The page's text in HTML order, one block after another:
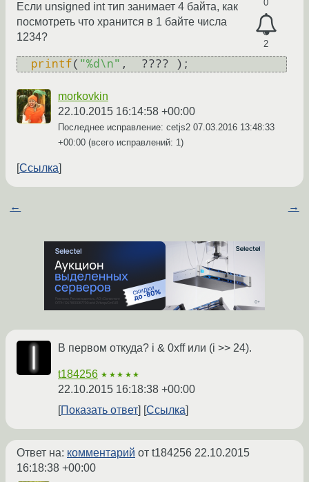
0
2
Если unsigned int тип занимает 4 байта, как
посмотреть что хранится в 1 байте числа
1234?
printf( "%d\n"
morkovkin
22.10.2015 16:14:58 +00:00
Последнее исправление: cetjs2 07.03.2016 13:48:33
+00:00 (всего исправлений: 1)
Ссылка
← →
В первом откуда? i & 0xff или (i >> 24).
t184256 ★★★★★
22.10.2015 16:18:38 +00:00
Показать ответ
Ссылка
Ответ на: комментарий от t184256 22.10.2015
16:18:38 +00:00